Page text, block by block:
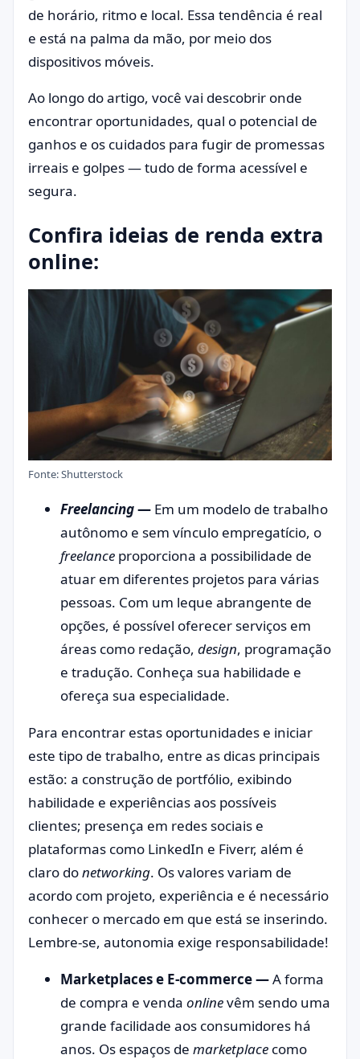
de horário, ritmo e local. Essa tendência é real
e está na palma da mão, por meio dos
dispositivos móveis.
Ao longo do artigo, você vai descobrir onde
encontrar oportunidades, qual o potencial de
ganhos e os cuidados para fugir de promessas
irreais e golpes — tudo de forma acessível e
segura.
Confira ideias de renda extra
online:
Fonte: Shutterstock
Freelancing— Em um modelo de trabalho
autônomo e sem vínculo empregatício, o
freelance proporciona a possibilidade de
atuar em diferentes projetos para várias
pessoas. Com um leque abrangente de
opções, é possível oferecer serviços em
áreas como redação, design, programação
e tradução. Conheça sua habilidade e
ofereça sua especialidade.
Para encontrar estas oportunidades e iniciar
este tipo de trabalho, entre as dicas principais
estão: a construção de portfólio, exibindo
habilidade e experiências aos possíveis
clientes; presença em redes sociais e
plataformas como LinkedIn e Fiverr, além é
claro donetworking. Os valores variam de
acordo com projeto, experiência e é necessário
conhecer o mercado em que está se inserindo.
Lembre-se, autonomia exige responsabilidade!
Marketplaces e E-commerce —A forma
de compra e venda onlinevêm sendo uma
grande facilidade aos consumidores há
anos. Os espaços de marketplace como